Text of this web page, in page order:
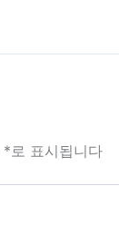
*로 표시됩니다